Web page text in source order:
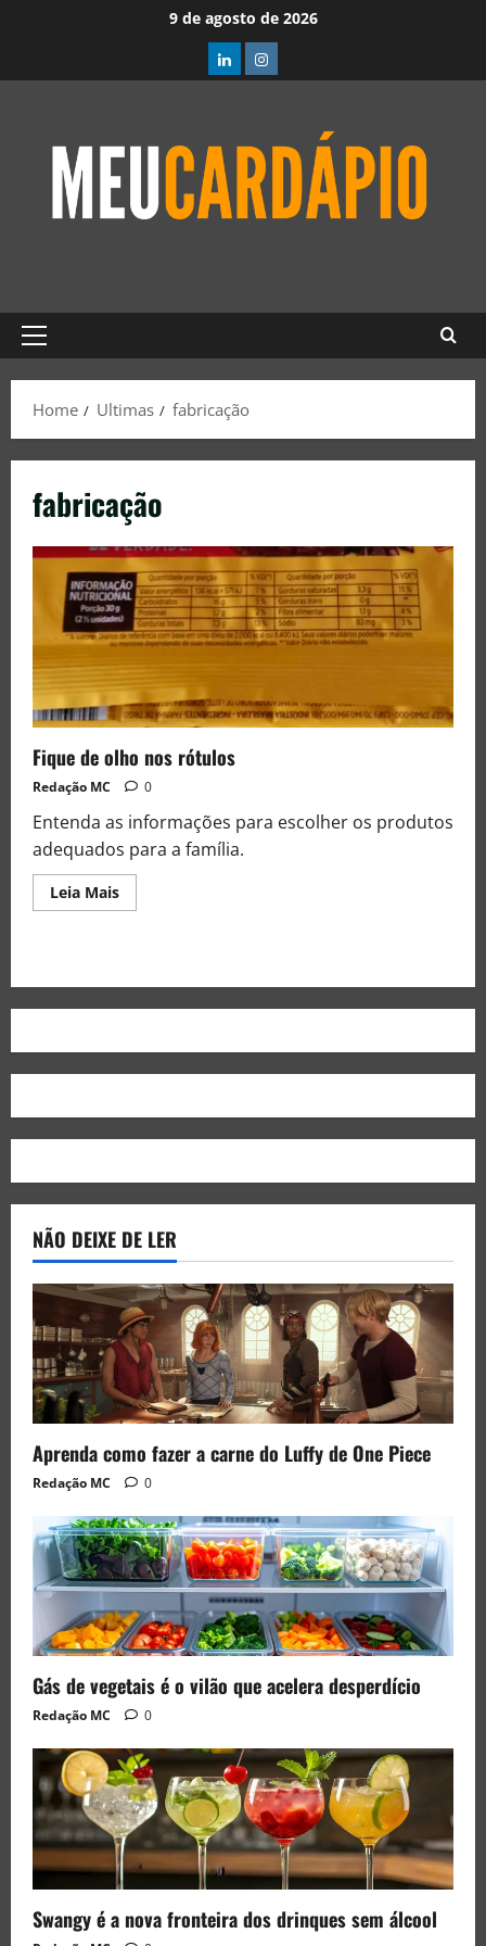
9 de agosto de 2026
Home Ultimas fabricação
fabricação
Fique de olho nos rótulos
Redação MC 0
Entenda as informações para escolher os produtos
adequados para a família.
Leia Mais
NÃO DEIXE DE LER
Aprenda como fazer a carne do Luffy de One Piece
Redação MC 0
Gás de vegetais é o vilão que acelera desperdício
Redação MC 0
Swangy é a nova fronteira dos drinques sem álcool